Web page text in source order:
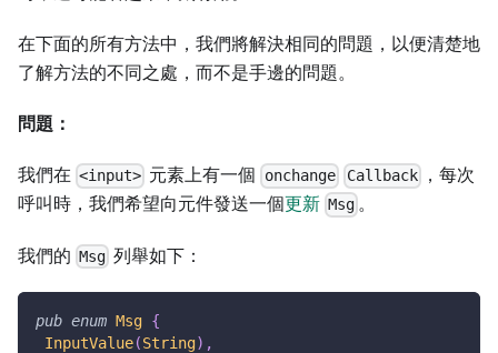
在下面的所有方法中，我們將解決相同的問題，以便清楚地
了解方法的不同之處，而不是手邊的問題。
問題：
我們在 <input> 元素上有一個 onchange Callback
，每次
呼叫時，我們希望向元件發送一個更新 Msg 。
我們的 Msg 列舉如下：
pub enum Msg {
InputValue(String) ,